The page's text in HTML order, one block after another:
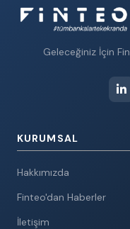
Geleceğiniz İçin
KURUMSAL
Hakkımızda
Finteo'dan Haberler
İletişim